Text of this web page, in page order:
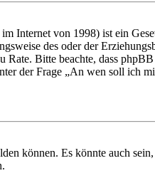
Internet von 1998) ist ein
des oder der
Bitte beachte, dass
der Frage „An wen soll ich
können. Es könnte auch